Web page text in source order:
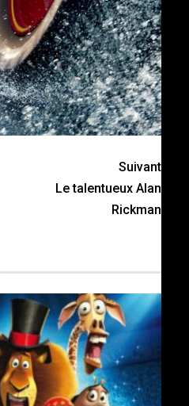
Suivant
Le talentueux Alan
Rickman